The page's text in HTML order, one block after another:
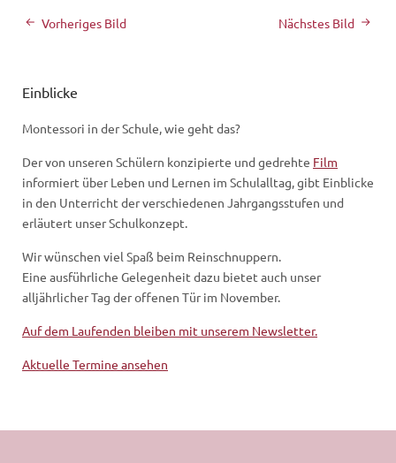
Nächstes Bild
Vorheriges Bild
Einblicke
Montessori in der Schule, wie geht das?
Der von unseren Schülern konzipierte und gedrehte Film
informiert über Leben und Lernen im Schulalltag, gibt Einblicke
in den Unterricht der verschiedenen Jahrgangsstufen und
erläutert unser Schulkonzept.
Wir wünschen viel Spaß beim Reinschnuppern.
Eine ausführliche Gelegenheit dazu bietet auch unser
alljährlicher Tag der offenen Tür im November.
Auf dem Laufenden bleiben mit unserem Newsletter.
Aktuelle Termine ansehen